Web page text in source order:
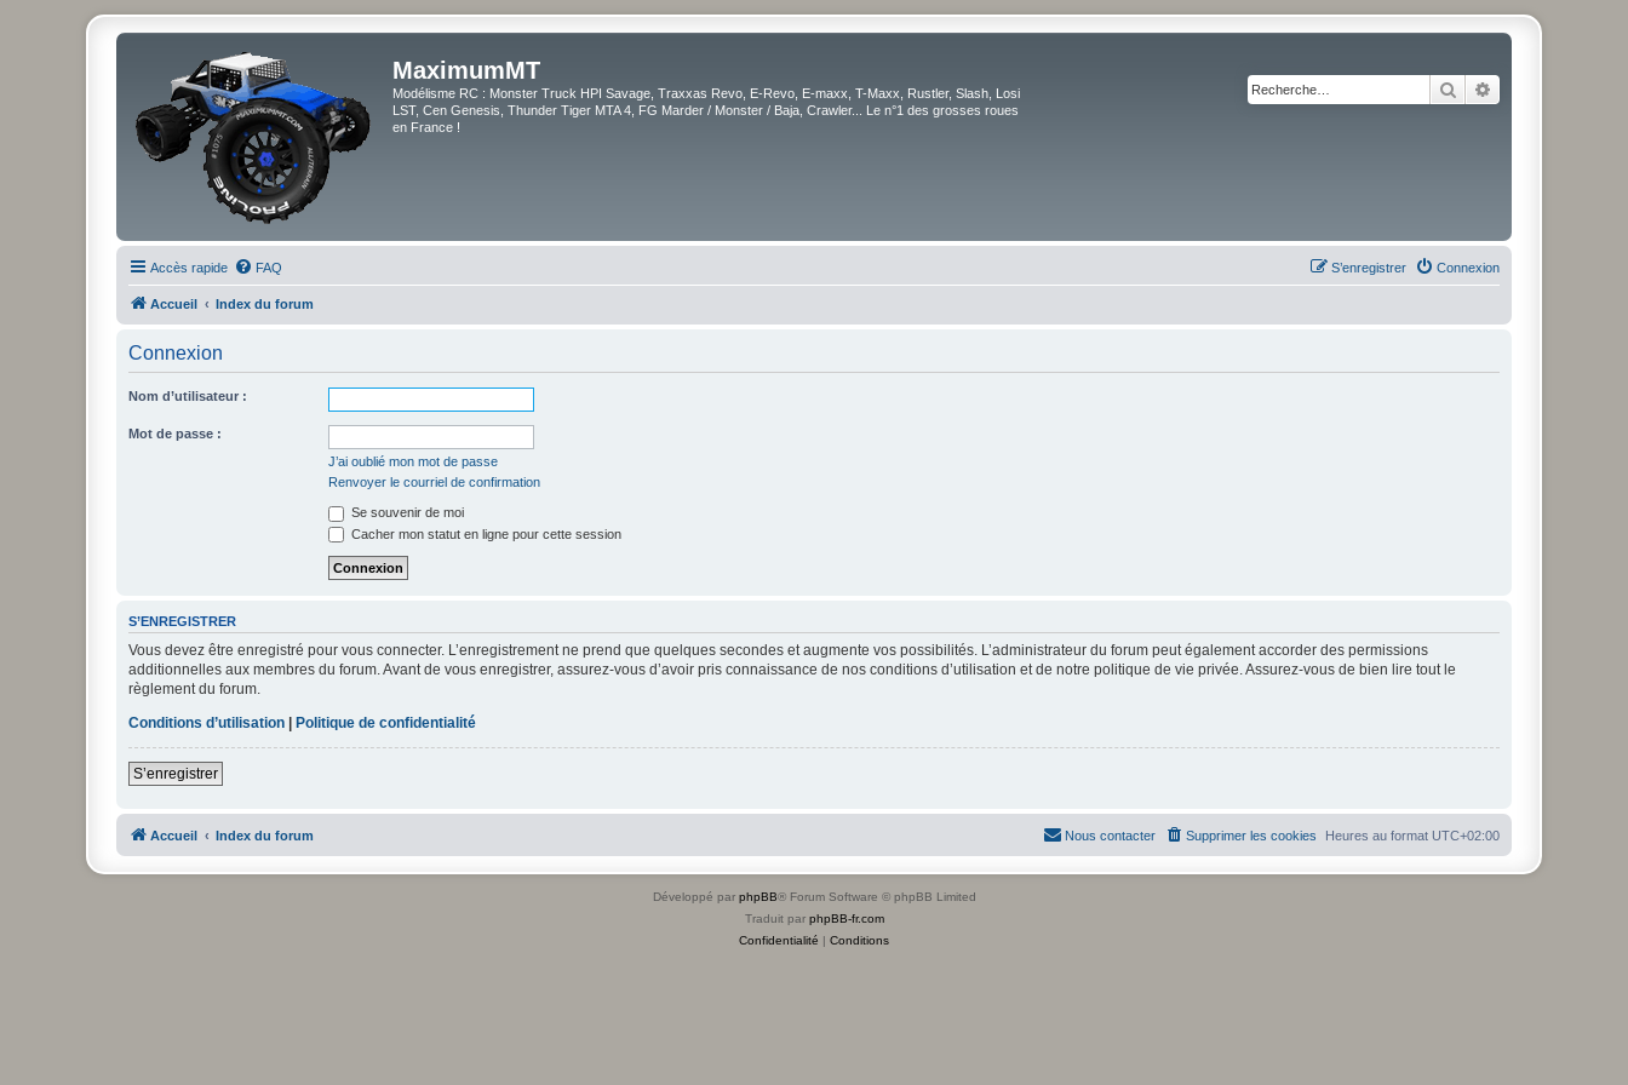
MaximumMT
Modélisme RC : Monster Truck HPI Savage, Traxxas Revo, E-Revo, E-maxx, T-Maxx, Rustler, Slash, Losi
LST, Cen Genesis, Thunder Tiger MTA 4, FG Marder / Monster / Baja, Crawler... Le n°1 des grosses roues
en France !
Rechercher
Accès rapide FAQ Connexion
S’enregistrer
Accueil Index du forum
Connexion
Nom d’utilisateur :
Mot de passe :
J’ai oublié mon mot de passe
Renvoyer le courriel de confirmation
Se souvenir de moi
Cacher mon statut en ligne pour cette session
S’ENREGISTRER
Vous devez être enregistré pour vous connecter. L’enregistrement ne prend que quelques secondes et augmente vos possibilités. L’administrateur du forum peut également accorder des permissions
additionnelles aux membres du forum. Avant de vous enregistrer, assurez-vous d’avoir pris connaissance de nos conditions d’utilisation et de notre politique de vie privée. Assurez-vous de bien lire tout le
règlement du forum.
Conditions d’utilisation | Politique de confidentialité
S’enregistrer
Accueil Index du forum Heures au format UTC+02:00
Supprimer les cookies
Nous contacter
Développé par phpBB® Forum Software © phpBB Limited
Traduit par phpBB-fr.com
Confidentialité | Conditions